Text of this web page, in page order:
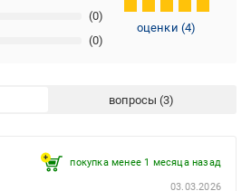
(0)
(0)
оценки(4)
вопросы
покупка менее 1 месяца назад
03.03.2026